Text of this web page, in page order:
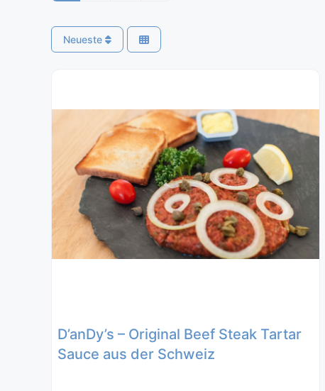
Neueste
D’anDy’s – Original Beef Steak Tartar
Sauce aus der Schweiz